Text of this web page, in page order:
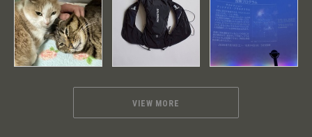
VIEW MORE